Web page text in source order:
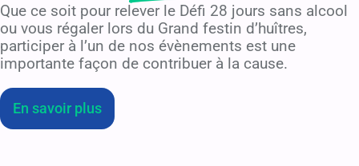
Que ce soit pour relever le Défi 28 jours sans alcool
ou vous régaler lors du Grand festin d’huîtres,
participer à l’un de nos évènements est une
importante façon de contribuer à la cause.
En savoir plus